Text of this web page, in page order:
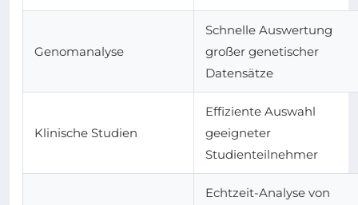
Genomanalyse
Schnelle Auswertung
großer genetischer
Datensätze
Klinische Studien
Effiziente Auswahl
geeigneter
Studienteilnehmer
Echtzeit-Analyse von